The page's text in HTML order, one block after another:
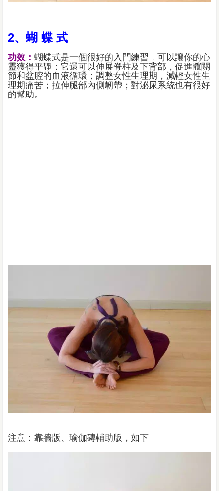
2、蝴 蝶 式
功效： 蝴蝶式是一個很好的入門練習，可以讓你的心
靈獲得平靜；它還可以伸展脊柱及下背部，促進髖關
節和盆腔的血液循環；調整女性生理期，減輕女性生
理期痛苦；拉伸腿部內側韌帶；對泌尿系統也有很好
的幫助。
注意：靠牆版、瑜伽磚輔助版，如下：